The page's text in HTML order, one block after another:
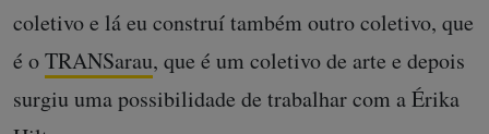
coletivo e lá eu construí também outro coletivo, que
é oTRANSarau, que é um coletivo de arte e depois
surgiu uma possibilidade de trabalhar com a Érika